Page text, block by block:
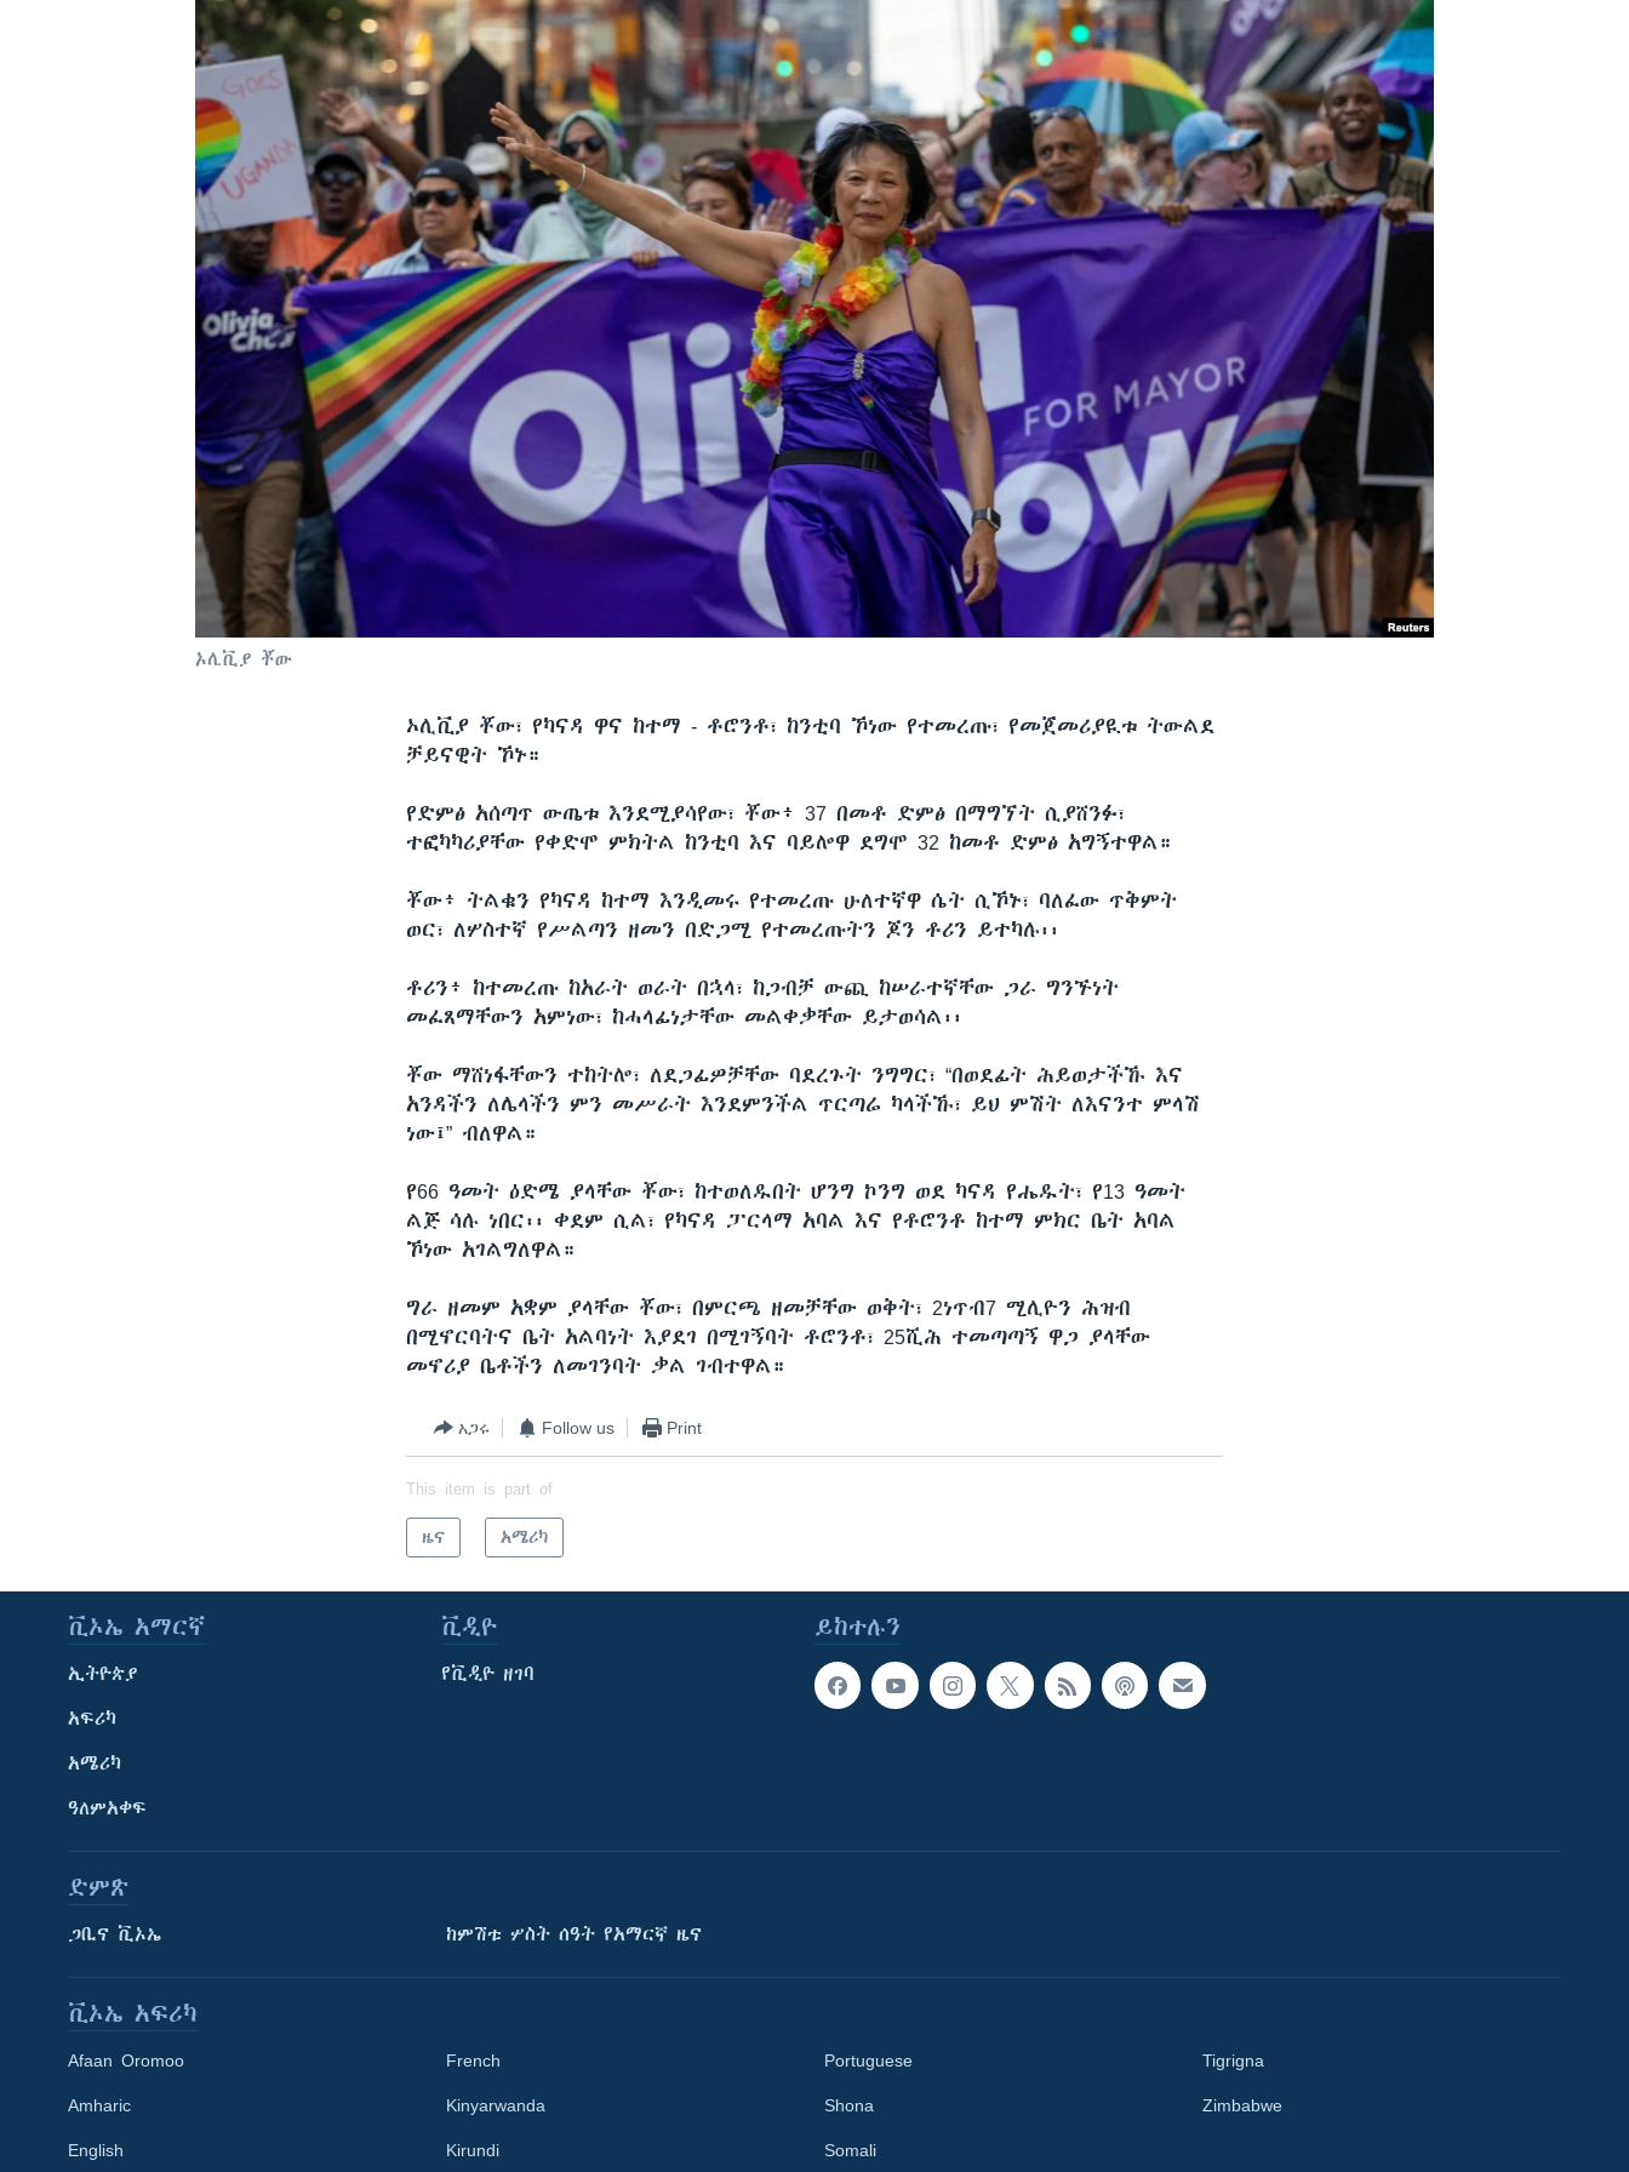
Learning English
ኦሊቪያ ቾው
ኦሊቪያ ቾው፣ የካናዳ ዋና ከተማ - ቶሮንቶ፣ ከንቲባ ኾነው የተመረጡ፣ የመጀመሪያዪቱ ትውልደ
ቻይናዊት ኾኑ።
የድምፅ አሰጣጥ ውጤቱ እንደሚያሳየው፣ ቾው፥ 37 በመቶ ድምፅ በማግኘት ሲያሸንፉ፣
ተፎካካሪያቸው የቀድሞ ምክትል ከንቲባ እና ባይሎዋ ደግሞ 32 ከመቶ ድምፅ አግኝተዋል።
ቾው፥ ትልቁን የካናዳ ከተማ እንዲመሩ የተመረጡ ሁለተኛዋ ሴት ሲኾኑ፣ ባለፈው ጥቅምት
ወር፣ ለሦስተኛ የሥልጣን ዘመን በድጋሚ የተመረጡትን ጆን ቶሪን ይተካሉ፡፡
ቶሪን፥ ከተመረጡ ከአራት ወራት በኋላ፣ ከጋብቻ ውጪ ከሠራተኛቸው ጋራ ግንኙነት
መፈጸማቸውን አምነው፣ ከሓላፊነታቸው መልቀቃቸው ይታወሳል፡፡
ቾው ማሸነፋቸውን ተከትሎ፣ ለደጋፊዎቻቸው ባደረጉት ንግግር፣ “በወደፊት ሕይወታችኹ እና
አንዳችን ለሌላችን ምን መሥራት እንደምንችል ጥርጣሬ ካላችኹ፣ ይህ ምሽት ለእናንተ ምላሽ
ነው፤” ብለዋል።
የ66 ዓመት ዕድሜ ያላቸው ቾው፣ ከተወለዱበት ሆንግ ኮንግ ወደ ካናዳ የሔዱት፣ የ13 ዓመት
ልጅ ሳሉ ነበር፡፡ ቀደም ሲል፣ የካናዳ ፓርላማ አባል እና የቶሮንቶ ከተማ ምክር ቤት አባል
ኾነው አገልግለዋል።
ግራ ዘመም አቋም ያላቸው ቾው፣ በምርጫ ዘመቻቸው ወቅት፣ 2ነጥብ7 ሚሊዮን ሕዝብ
በሚኖርባትና ቤት አልባነት እያደገ በሚገኝባት ቶሮንቶ፣ 25ሺሕ ተመጣጣኝ ዋጋ ያላቸው
መኖሪያ ቤቶችን ለመገንባት ቃል ገብተዋል።
አጋሩ Follow us Print
This item is part of
ዜና አሜሪካ
ይከተሉን
ቪኦኤ አማርኛ
ኢትዮጵያ
አፍሪካ
አሜሪካ
ዓለምአቀፍ
ቪዲዮ
የቪዲዮ ዘገባ
ድምጽ
ጋቢና ቪኦኤ ከምሽቱ ሦስት ሰዓት የአማርኛ ዜና
ቪኦኤ አፍሪካ
Afaan Oromoo
Amharic
English
French
Kinyarwanda
Kirundi
Portuguese
Shona
Somali
Tigrigna
Zimbabwe